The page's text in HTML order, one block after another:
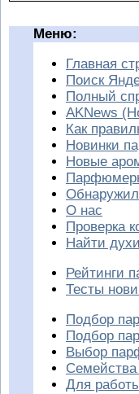
Меню:
Главная
Поиск
Полный
AKNews
Как
Новинки
Новые
О нас
Проверка
Найти
Рейтинги
Тесты
Подбор
Подбор
Выбор
Для